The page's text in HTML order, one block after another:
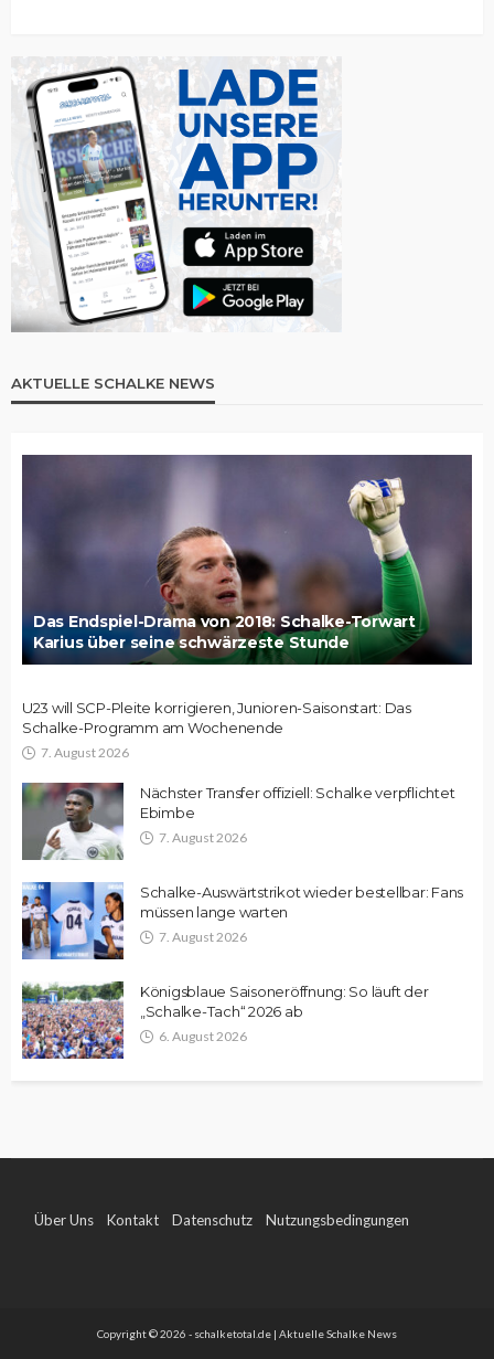
AKTUELLE SCHALKE NEWS
Das Endspiel-Drama von 2018: Schalke-Torwart
Karius über seine schwärzeste Stunde
U23 will SCP-Pleite korrigieren, Junioren-Saisonstart: Das
Schalke-Programm am Wochenende
7. August 2026
Nächster Transfer offiziell: Schalke verpflichtet
Ebimbe
7. August 2026
Schalke-Auswärtstrikot wieder bestellbar: Fans
müssen lange warten
7. August 2026
Königsblaue Saisoneröffnung: So läuft der
„Schalke-Tach“ 2026 ab
6. August 2026
Über Uns Kontakt Datenschutz Nutzungsbedingungen
Copyright © 2026 - schalketotal.de | Aktuelle Schalke News